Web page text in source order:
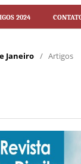
2024
Janeiro / Artigos